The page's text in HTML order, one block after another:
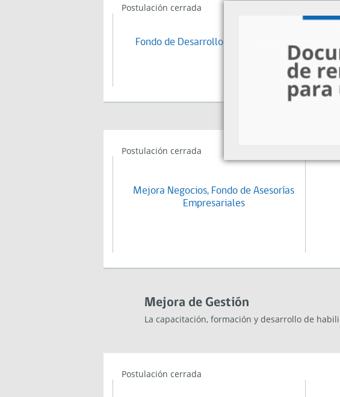
Postulación cerrada
Fondo de Desarrollo de Ferias Libres
Postulación cerrada
Mejora Negocios, Fondo de Asesorías
Empresariales
Mejora de Gestión
La capacitación, formación y desarrollo de
Postulación cerrada